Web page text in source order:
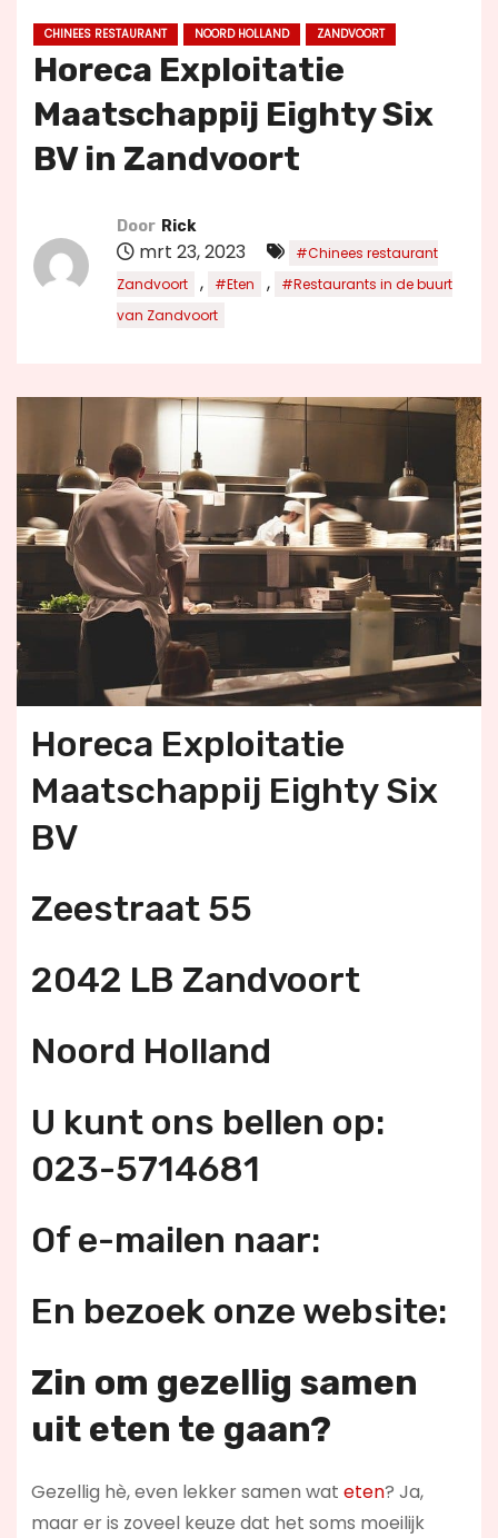
CHINEES RESTAURANT NOORD HOLLAND ZANDVOORT
Horeca Exploitatie
Maatschappij Eighty Six
BV in Zandvoort
Door Rick
mrt 23, 2023
#Chinees restaurant
Zandvoort
, #Eten ,
#Restaurants in de buurt
van Zandvoort
Horeca Exploitatie
Maatschappij Eighty Six
BV
Zeestraat 55
2042 LB Zandvoort
Noord Holland
U kunt ons bellen op:
023-5714681
Of e-mailen naar:
En bezoek onze website:
Zin om gezellig samen
uit eten te gaan?
Gezellig hè, even lekker samen wat eten? Ja,
maar er is zoveel keuze dat het soms moeilijk